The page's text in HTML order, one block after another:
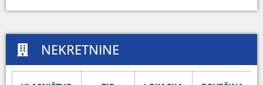
NEKRETNINE